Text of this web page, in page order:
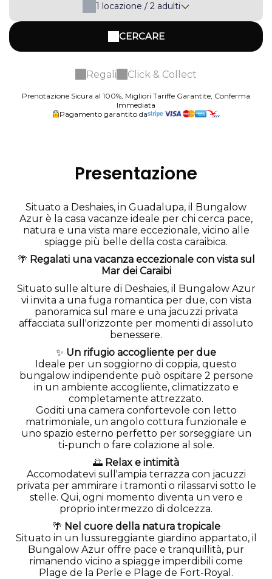
1 locazione / 2 adulti
CERCARE
Regali Click & Collect
Prenotazione Sicura al 100%, Migliori Tariffe Garantite, Conferma
Immediata
Pagamento garantito da
Presentazione
Situato a Deshaies, in Guadalupa, il Bungalow
Azur è la casa vacanze ideale per chi cerca pace,
natura e una vista mare eccezionale, vicino alle
spiagge più belle della costa caraibica.
🌴 Regalati una vacanza eccezionale con vista sul
Mar dei Caraibi
Situato sulle alture di Deshaies, il Bungalow Azur
vi invita a una fuga romantica per due, con vista
panoramica sul mare e una jacuzzi privata
affacciata sull'orizzonte per momenti di assoluto
benessere.
✨ Un rifugio accogliente per due
Ideale per un soggiorno di coppia, questo
bungalow indipendente può ospitare 2 persone
in un ambiente accogliente, climatizzato e
completamente attrezzato.
Goditi una camera confortevole con letto
matrimoniale, un angolo cottura funzionale e
uno spazio esterno perfetto per sorseggiare un
ti-punch o fare colazione al sole.
🌅 Relax e intimità
Accomodatevi sull'ampia terrazza con jacuzzi
privata per ammirare i tramonti o rilassarvi sotto le
stelle. Qui, ogni momento diventa un vero e
proprio intermezzo di dolcezza.
🌴 Nel cuore della natura tropicale
Situato in un lussureggiante giardino appartato, il
Bungalow Azur offre pace e tranquillità, pur
rimanendo vicino a spiagge imperdibili come
Plage de la Perle e Plage de Fort-Royal.